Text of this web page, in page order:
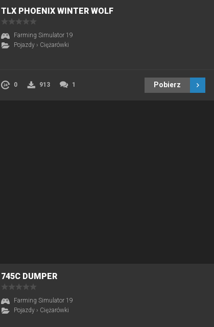
TLX PHOENIX WINTER WOLF
Farming Simulator 19
Pojazdy › Ciężarówki
0 913 1 Pobierz
745C DUMPER
Farming Simulator 19
Pojazdy › Ciężarówki